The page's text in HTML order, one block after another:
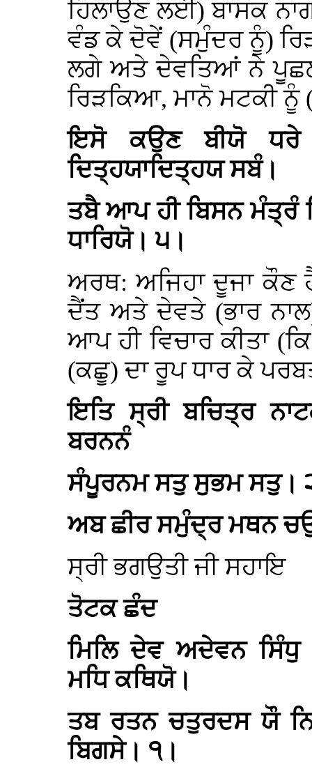
ਹਿਲਾਉਣ ਲਈ) ਬਾਸਕ
ਵੰਡ ਕੇ ਦੋਵੇਂ (ਸਮੁੰਦਰ ਨੂੰ)
ਲਗੇ ਅਤੇ ਦੇਵਤਿਆਂ ਨੇ
ਰਿੜਕਿਆ, ਮਾਨੋ ਮਟਕੀ ਨੂੰ
ਇਸੋ ਕਉਣ ਬੀਯੋ ਧਰੇ
ਦਿਤ੍ਹਯਾਦਿਤ੍ਹਯ ਸਬੰ।
ਤਬੈ ਆਪ ਹੀ ਬਿਸਨ ਮੰਤ੍ਰੰ
ਧਾਰਿਯੋ। ੫।
ਅਰਥ: ਅਜਿਹਾ ਦੂਜਾ ਕੌਣ
ਦੈਂਤ ਅਤੇ ਦੇਵਤੇ (ਭਾਰ
ਆਪ ਹੀ ਵਿਚਾਰ ਕੀਤਾ
(ਕਛੂ) ਦਾ ਰੂਪ ਧਾਰ ਕੇ
ਇਤਿ ਸ੍ਰੀ ਬਚਿਤ੍ਰ
ਬਰਨਨੰ
ਸੰਪੂਰਨਮ ਸਤੁ ਸੁਭਮ ਸਤੁ।
ਅਬ ਛੀਰ ਸਮੁੰਦ੍ਰ ਮਥਨ
ਸ੍ਰੀ ਭਗਉਤੀ ਜੀ ਸਹਾਇ
ਤੋਟਕ ਛੰਦ
ਮਿਲਿ ਦੇਵ ਅਦੇਵਨ ਸਿੰਧੁ
ਮਧਿ ਕਥਿਯੋ।
ਤਬ ਰਤਨ ਚਤੁਰਦਸ ਯੌ
ਬਿਗਸੇ। ੧।